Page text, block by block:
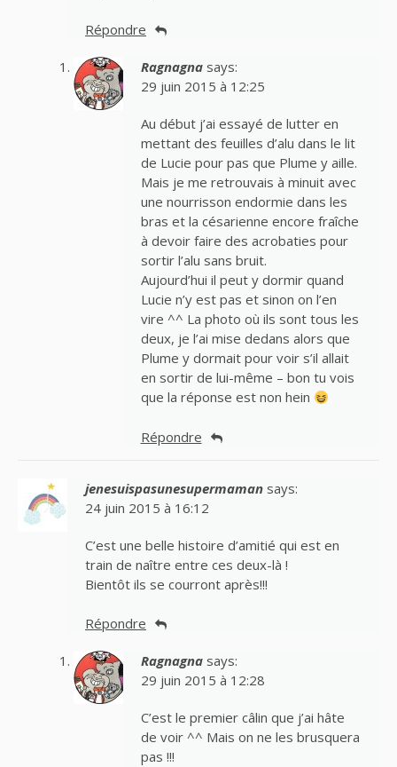
Répondre
Ragnagna says:
29 juin 2015 à 12:25
Au début j’ai essayé de lutter en
mettant des feuilles d’alu dans le lit
de Lucie pour pas que Plume y aille.
Mais je me retrouvais à minuit avec
une nourrisson endormie dans les
bras et la césarienne encore fraîche
à devoir faire des acrobaties pour
sortir l’alu sans bruit.
Aujourd’hui il peut y dormir quand
Lucie n’y est pas et sinon on l’en
vire ^^ La photo où ils sont tous les
deux, je l’ai mise dedans alors que
Plume y dormait pour voir s’il allait
en sortir de lui-même – bon tu vois
que la réponse est non hein
Répondre
jenesuispasunesupermaman says:
24 juin 2015 à 16:12
C’est une belle histoire d’amitié qui est en
train de naître entre ces deux-là !
Bientôt ils se courront après!!!
Répondre
Ragnagna says:
29 juin 2015 à 12:28
C’est le premier câlin que j’ai hâte
de voir ^^ Mais on ne les brusquera
pas !!!